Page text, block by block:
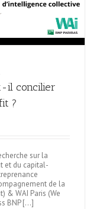
il concilier
?
sur la
et du capital-
de la
& WAI Paris (We
BNP […]